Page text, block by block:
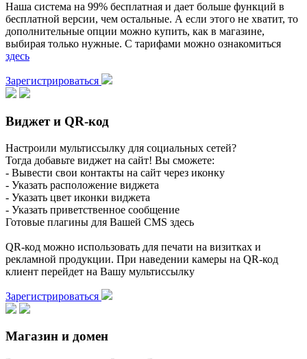
Наша система на 99% бесплатная и дает больше функций в
бесплатной версии, чем остальные. А если этого не хватит, то
дополнительные опции можно купить, как в магазине,
выбирая только нужные. С тарифами можно ознакомиться
здесь
Зарегистрироваться
Виджет и QR-код
Настроили мультиссылку для социальных сетей?
Тогда добавьте виджет на сайт! Вы сможете:
- Вывести свои контакты на сайт через иконку
- Указать расположение виджета
- Указать цвет иконки виджета
- Указать приветственное сообщение
Готовые плагины для Вашей CMS здесь
QR-код можно использовать для печати на визитках и
рекламной продукции. При наведении камеры на QR-код
клиент перейдет на Вашу мультиссылку
Зарегистрироваться
Магазин и домен